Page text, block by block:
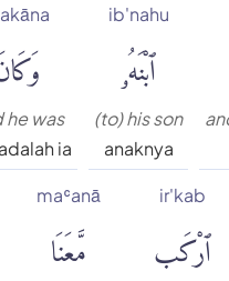
ib'nahu
ٱبْنَهُۥ
(to) his son
anaknya
he was
ia
ir'kab
ٱرْكَب
maʿanā
مَّعَنَا